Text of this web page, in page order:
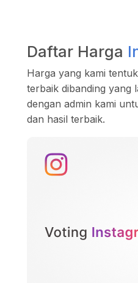
Daftar Harga
Harga yang kami
terbaik dibanding yang
dengan admin kami
dan hasil terbaik.